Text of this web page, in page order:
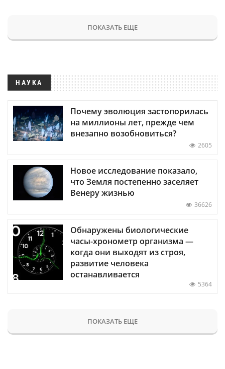
ПОКАЗАТЬ ЕЩЕ
НАУКА
Почему эволюция застопорилась
на миллионы лет, прежде чем
внезапно возобновиться?
2605
Новое исследование показало,
что Земля постепенно заселяет
Венеру жизнью
36626
Обнаружены биологические
часы-хронометр организма —
когда они выходят из строя,
развитие человека
останавливается
5364
ПОКАЗАТЬ ЕЩЕ